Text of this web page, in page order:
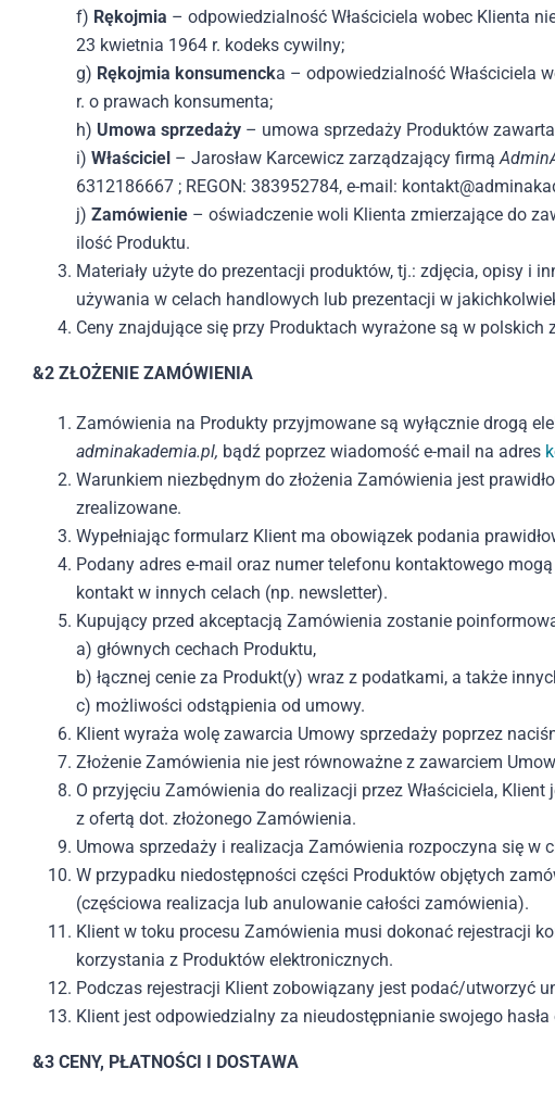
f) Rękojmia – odpowiedzialność Właściciela wobec Klienta
23 kwietnia 1964 r. kodeks cywilny;
g) Rękojmia konsumencka – odpowiedzialność Właściciela
r. o prawach konsumenta;
h) Umowa sprzedaży – umowa sprzedaży Produktów
i) Właściciel – Jarosław Karcewicz zarządzający firmą
6312186667 ; REGON: 383952784, e-mail:
j) Zamówienie – oświadczenie woli Klienta zmierzające do
ilość Produktu.
Materiały użyte do prezentacji produktów, tj.: zdjęcia, opisy i
używania w celach handlowych lub prezentacji w
Ceny znajdujące się przy Produktach wyrażone są w
&2 ZŁOŻENIE ZAMÓWIENIA
Zamówienia na Produkty przyjmowane są wyłącznie drogą
adminakademia.pl, bądź poprzez wiadomość e-mail na adres
Warunkiem niezbędnym do złożenia Zamówienia jest
zrealizowane.
Wypełniając formularz Klient ma obowiązek podania
Podany adres e-mail oraz numer telefonu kontaktowego
kontakt w innych celach (np. newsletter).
Kupujący przed akceptacją Zamówienia zostanie
a) głównych cechach Produktu,
b) łącznej cenie za Produkt(y) wraz z podatkami, a także
c) możliwości odstąpienia od umowy.
Klient wyraża wolę zawarcia Umowy sprzedaży poprzez
Złożenie Zamówienia nie jest równoważne z zawarciem
O przyjęciu Zamówienia do realizacji przez Właściciela,
z ofertą dot. złożonego Zamówienia.
Umowa sprzedaży i realizacja Zamówienia rozpoczyna się w
W przypadku niedostępności części Produktów objętych
(częściowa realizacja lub anulowanie całości zamówienia).
Klient w toku procesu Zamówienia musi dokonać rejestracji
korzystania z Produktów elektronicznych.
Podczas rejestracji Klient zobowiązany jest podać/utworzyć
Klient jest odpowiedzialny za nieudostępnianie swojego
&3 CENY, PŁATNOŚCI I DOSTAWA